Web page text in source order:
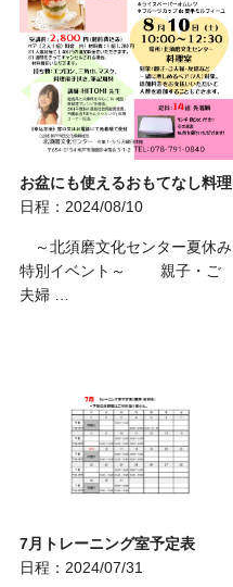
お盆にも使えるおもてなし料理
日程：2024/08/10
～北須磨文化センター夏休み
特別イベント～ 親子・ご
夫婦 …
7月トレーニング室予定表
日程：2024/07/31